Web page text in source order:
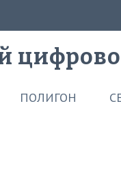
ПОЛИГОН